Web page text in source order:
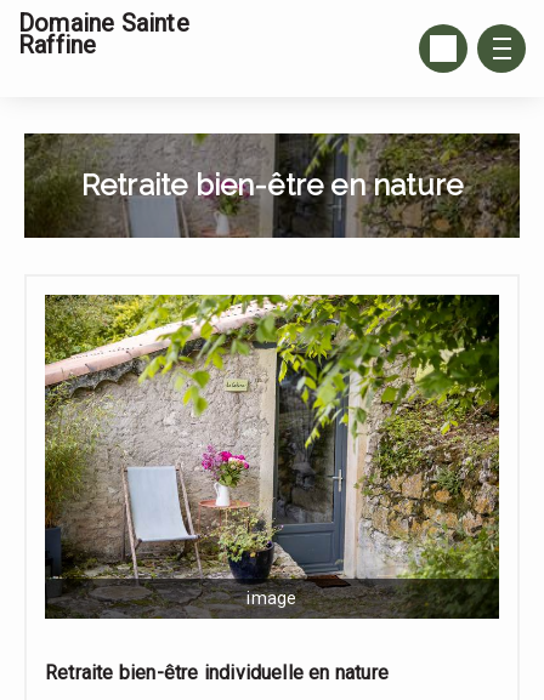
Domaine Sainte
Raffine
Retraite bien-être en nature
image
Retraite bien-être individuelle en nature